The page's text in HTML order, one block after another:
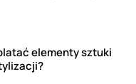
elementy sztuki